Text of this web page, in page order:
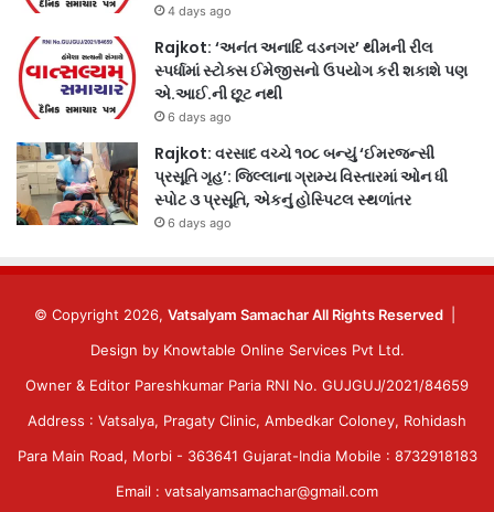
4 days ago
Rajkot: ‘અનંત અનાદિ વડનગર’ થીમની રીલ
સ્પર્ધામાં સ્ટોક્સ ઈમેજીસનો ઉપયોગ કરી શકાશે પણ
એ.આઈ.ની છૂટ નથી
6 days ago
Rajkot: વરસાદ વચ્ચે ૧૦૮ બન્યું ‘ઈમરજન્સી
પ્રસૂતિ ગૃહ’: જિલ્લાના ગ્રામ્ય વિસ્તારમાં ઓન ધી
સ્પોટ ૩ પ્રસૂતિ, એકનું હોસ્પિટલ સ્થળાંતર
6 days ago
© Copyright 2026, Vatsalyam Samachar All Rights Reserved
Design by Knowtable Online Services Pvt Ltd.
Owner & Editor Pareshkumar Paria RNI No. GUJGUJ/2021/84659
Address : Vatsalya, Pragaty Clinic, Ambedkar Coloney, Rohidash
Para Main Road, Morbi - 363641 Gujarat-India Mobile : 8732918183
Email : vatsalyamsamachar@gmail.com